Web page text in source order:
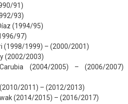
91)
93)
(1994/95)
97)
(1998/1999) – (2000/2001)
(2002/2003)
(2004/2005) – (2006/2007)
2011) – (2012/2013)
(2014/2015) – (2016/2017)